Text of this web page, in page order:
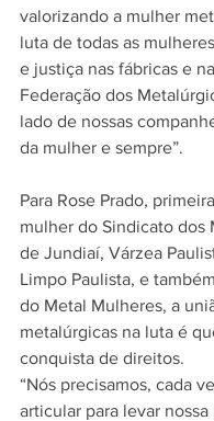
valorizando a mulher
luta de todas as
e justiça nas fábricas e
Federação dos
lado de nossas
da mulher e sempre”.
Para Rose Prado,
mulher do Sindicato dos
de Jundiaí, Várzea
Limpo Paulista, e
do Metal Mulheres, a
metalúrgicas na luta é
conquista de direitos.
“Nós precisamos, cada
articular para levar nossa